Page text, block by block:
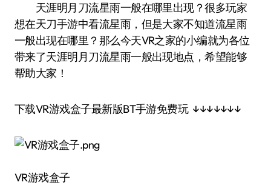
天涯明月刀流星雨一般在哪里出现？很多玩家
想在天刀手游中看流星雨，但是大家不知道流星雨
一般出现在哪里？那么今天VR之家的小编就为各位
带来了天涯明月刀流星雨一般出现地点，希望能够
帮助大家！
下载VR游戏盒子最新版BT手游免费玩 ↓↓↓↓↓↓↓
VR游戏盒子